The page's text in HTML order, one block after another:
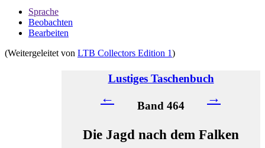
Sprache
Beobachten
Bearbeiten
(Weitergeleitet von LTB Collectors Edition 1)
Lustiges Taschenbuch
←
Band 464
→
Die Jagd nach dem Falken